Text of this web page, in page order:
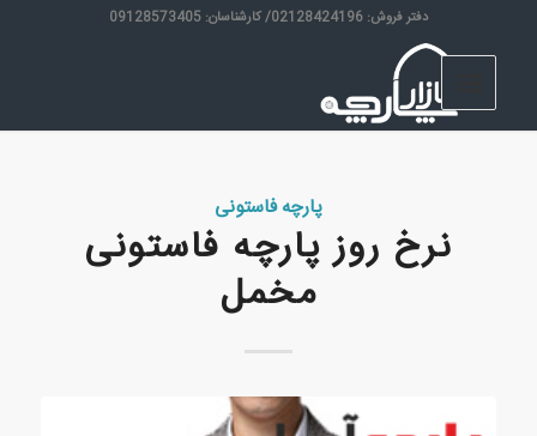
دفتر فروش: 02128424196/ کارشناسان: 09128573405
پارچه فاستونی
نرخ روز پارچه فاستونی
مخمل